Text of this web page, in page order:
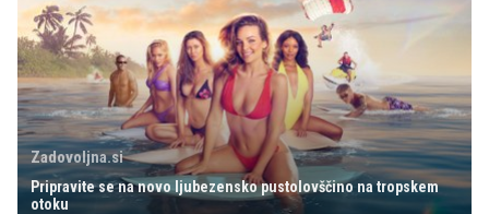
Zadovoljna.si
Pripravite se na novo ljubezensko pustolovščino na tropskem
otoku